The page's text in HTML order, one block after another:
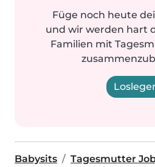
Füge noch heute
und wir werden hart
Familien mit
Babysits Tagesmutter